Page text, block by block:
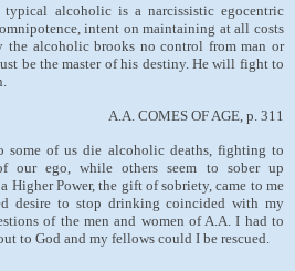
typical alcoholic is a narcissistic egocentric
intent on maintaining at all costs
alcoholic brooks no control from man or
be the master of his destiny. He will fight to
A.A. COMES OF AGE, p. 311
some of us die alcoholic deaths, fighting to
our ego, while others seem to sober up
Higher Power, the gift of sobriety, came to me
desire to stop drinking coincided with my
of the men and women of A.A. I had to
to God and my fellows could I be rescued.